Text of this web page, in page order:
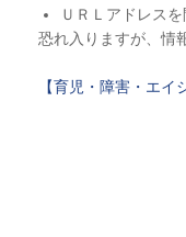
ＵＲＬアドレスを
恐れ入りますが、情
【育児・障害・エイ